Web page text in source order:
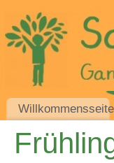
Willkommensseite